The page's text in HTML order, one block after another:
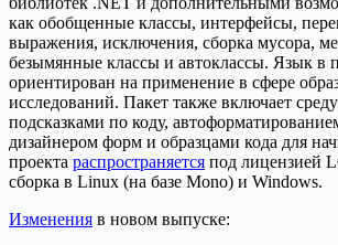
как обобщенные классы, интерфейсы,
выражения, исключения, сборка мусора,
безымянные классы и автоклассы. Язык в
ориентирован на применение в сфере
исследований. Пакет также включает
подсказками по коду,
дизайнером форм и образцами кода для
проекта распространяется под лицензией
сборка в Linux (на базе Mono) и Windows.
Изменения в новом выпуске: